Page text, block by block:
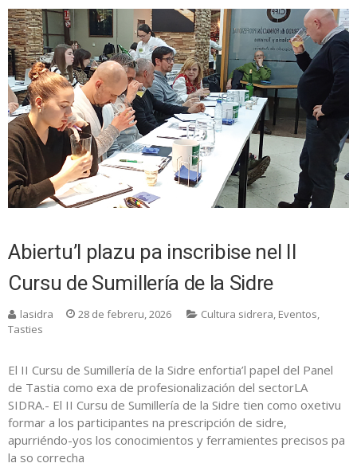
Abiertu’l plazu pa inscribise nel II
Cursu de Sumillería de la Sidre
lasidra 28 de febreru, 2026 Cultura sidrera, Eventos,
Tasties
El II Cursu de Sumillería de la Sidre enfortia’l papel del Panel
de Tastia como exa de profesionalización del sectorLA
SIDRA.- El II Cursu de Sumillería de la Sidre tien como oxetivu
formar a los participantes na prescripción de sidre,
apurriéndo-yos los conocimientos y ferramientes precisos pa
la so correcha